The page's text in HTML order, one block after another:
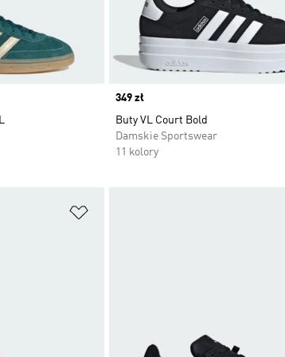
Price
349 zł
Buty VL Court Bold
Damskie Sportswear
11 kolory